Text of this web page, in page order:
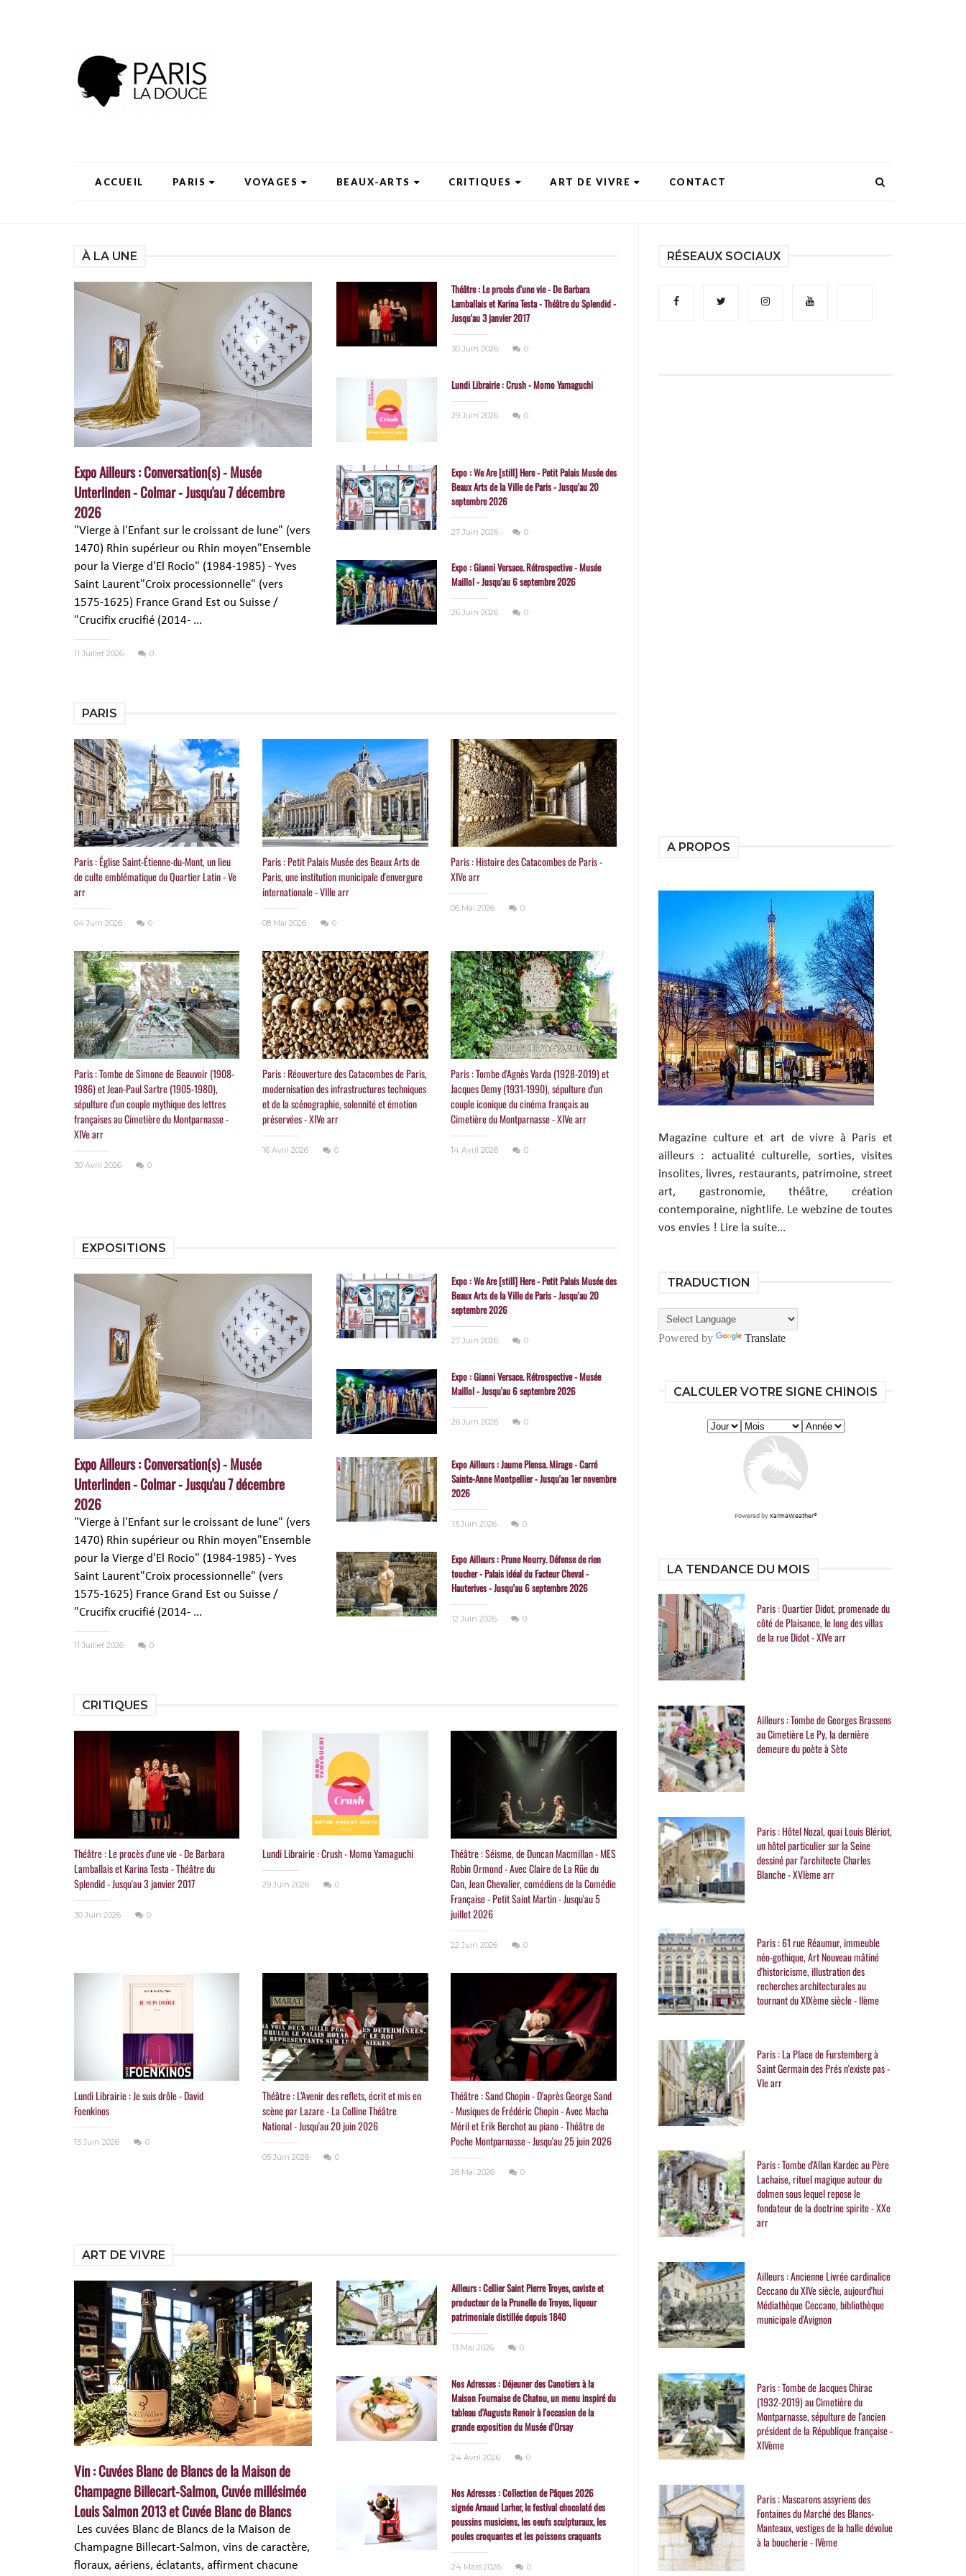
ACCUEIL PARIS VOYAGES BEAUX-ARTS CRITIQUES ART DE VIVRE CONTACT
À LA UNE
Expo Ailleurs : Conversation(s) - Musée
Unterlinden - Colmar - Jusqu'au 7 décembre
2026
"Vierge à l'Enfant sur le croissant de lune" (vers
1470) Rhin supérieur ou Rhin moyen"Ensemble
pour la Vierge d'El Rocio" (1984-1985) - Yves
Saint Laurent"Croix processionnelle" (vers
1575-1625) France Grand Est ou Suisse /
"Crucifix crucifié (2014- ...
11 Juillet 2026 0
Théâtre : Le procès d'une vie - De Barbara
Lamballais et Karina Testa - Théâtre du Splendid -
Jusqu'au 3 janvier 2017
30 Juin 2026 0
Lundi Librairie : Crush - Momo Yamaguchi
29 Juin 2026 0
Expo : We Are [still] Here - Petit Palais Musée des
Beaux Arts de la Ville de Paris - Jusqu'au 20
septembre 2026
27 Juin 2026 0
Expo : Gianni Versace. Rétrospective - Musée
Maillol - Jusqu'au 6 septembre 2026
26 Juin 2026 0
PARIS
Paris : Église Saint-Étienne-du-Mont, un lieu
de culte emblématique du Quartier Latin - Ve
arr
04 Juin 2026 0
Paris : Petit Palais Musée des Beaux Arts de
Paris, une institution municipale d'envergure
internationale - VIIIe arr
08 Mai 2026 0
Paris : Histoire des Catacombes de Paris -
XIVe arr
06 Mai 2026 0
Paris : Tombe de Simone de Beauvoir (1908-
1986) et Jean-Paul Sartre (1905-1980),
sépulture d'un couple mythique des lettres
françaises au Cimetière du Montparnasse -
XIVe arr
30 Avril 2026 0
Paris : Réouverture des Catacombes de Paris,
modernisation des infrastructures techniques
et de la scénographie, solennité et émotion
préservées - XIVe arr
16 Avril 2026 0
Paris : Tombe d'Agnès Varda (1928-2019) et
Jacques Demy (1931-1990), sépulture d'un
couple iconique du cinéma français au
Cimetière du Montparnasse - XIVe arr
14 Avril 2026 0
EXPOSITIONS
Expo Ailleurs : Conversation(s) - Musée
Unterlinden - Colmar - Jusqu'au 7 décembre
2026
"Vierge à l'Enfant sur le croissant de lune" (vers
1470) Rhin supérieur ou Rhin moyen"Ensemble
pour la Vierge d'El Rocio" (1984-1985) - Yves
Saint Laurent"Croix processionnelle" (vers
1575-1625) France Grand Est ou Suisse /
"Crucifix crucifié (2014- ...
11 Juillet 2026 0
Expo : We Are [still] Here - Petit Palais Musée des
Beaux Arts de la Ville de Paris - Jusqu'au 20
septembre 2026
27 Juin 2026 0
Expo : Gianni Versace. Rétrospective - Musée
Maillol - Jusqu'au 6 septembre 2026
26 Juin 2026 0
Expo Ailleurs : Jaume Plensa. Mirage - Carré
Sainte-Anne Montpellier - Jusqu'au 1er novembre
2026
13 Juin 2026 0
Expo Ailleurs : Prune Nourry. Défense de rien
toucher - Palais idéal du Facteur Cheval -
Hauterives - Jusqu'au 6 septembre 2026
12 Juin 2026 0
CRITIQUES
Théâtre : Le procès d'une vie - De Barbara
Lamballais et Karina Testa - Théâtre du
Splendid - Jusqu'au 3 janvier 2017
30 Juin 2026 0
Lundi Librairie : Crush - Momo Yamaguchi
29 Juin 2026 0
Théâtre : Séisme, de Duncan Macmillan - MES
Robin Ormond - Avec Claire de La Rüe du
Can, Jean Chevalier, comédiens de la Comédie
Française - Petit Saint Martin - Jusqu'au 5
juillet 2026
22 Juin 2026 0
Lundi Librairie : Je suis drôle - David
Foenkinos
15 Juin 2026 0
Théâtre : L’Avenir des reflets, écrit et mis en
scène par Lazare - La Colline Théâtre
National - Jusqu'au 20 juin 2026
05 Juin 2026 0
Théâtre : Sand Chopin - D'après George Sand
- Musiques de Frédéric Chopin - Avec Macha
Méril et Erik Berchot au piano - Théâtre de
Poche Montparnasse - Jusqu'au 25 juin 2026
28 Mai 2026 0
ART DE VIVRE
Vin : Cuvées Blanc de Blancs de la Maison de
Champagne Billecart-Salmon, Cuvée millésimée
Louis Salmon 2013 et Cuvée Blanc de Blancs
Les cuvées Blanc de Blancs de la Maison de
Champagne Billecart-Salmon, vins de caractère,
floraux, aériens, éclatants, affirment chacune
Ailleurs : Cellier Saint Pierre Troyes, caviste et
producteur de la Prunelle de Troyes, liqueur
patrimoniale distillée depuis 1840
13 Mai 2026 0
Nos Adresses : Déjeuner des Canotiers à la
Maison Fournaise de Chatou, un menu inspiré du
tableau d'Auguste Renoir à l'occasion de la
grande exposition du Musée d'Orsay
24 Avril 2026 0
Nos Adresses : Collection de Pâques 2026
signée Arnaud Larher, le festival chocolaté des
poussins musiciens, les oeufs sculpturaux, les
poules croquantes et les poissons craquants
24 Mars 2026 0
RÉSEAUX SOCIAUX
A PROPOS
Magazine culture et art de vivre à Paris et
ailleurs : actualité culturelle, sorties, visites
insolites, livres, restaurants, patrimoine, street
art, gastronomie, théâtre, création
contemporaine, nightlife. Le webzine de toutes
vos envies ! Lire la suite...
TRADUCTION
Powered by Translate
CALCULER VOTRE SIGNE CHINOIS
Powered byKarmaWeather®
LA TENDANCE DU MOIS
Paris : Quartier Didot, promenade du
côté de Plaisance, le long des villas
de la rue Didot - XIVe arr
Ailleurs : Tombe de Georges Brassens
au Cimetière Le Py, la dernière
demeure du poète à Sète
Paris : Hôtel Nozal, quai Louis Blériot,
un hôtel particulier sur la Seine
dessiné par l'architecte Charles
Blanche - XVIème arr
Paris : 61 rue Réaumur, immeuble
néo-gothique, Art Nouveau mâtiné
d'historicisme, illustration des
recherches architecturales au
tournant du XIXème siècle - IIème
Paris : La Place de Furstemberg à
Saint Germain des Prés n'existe pas -
VIe arr
Paris : Tombe d'Allan Kardec au Père
Lachaise, rituel magique autour du
dolmen sous lequel repose le
fondateur de la doctrine spirite - XXe
arr
Ailleurs : Ancienne Livrée cardinalice
Ceccano du XIVe siècle, aujourd'hui
Médiathèque Ceccano, bibliothèque
municipale d'Avignon
Paris : Tombe de Jacques Chirac
(1932-2019) au Cimetière du
Montparnasse, sépulture de l'ancien
président de la République française -
XIVème
Paris : Mascarons assyriens des
Fontaines du Marché des Blancs-
Manteaux, vestiges de la halle dévolue
à la boucherie - IVème